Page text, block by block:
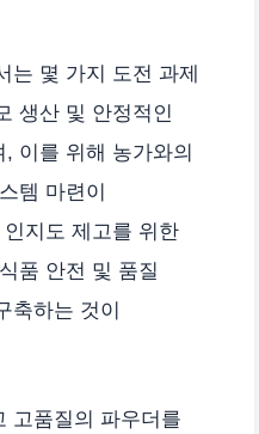
는 몇 가지 도전 과제
생산 및 안정적인
이를 위해 농가와의
템 마련이
지도 제고를 위한
품 안전 및 품질
축하는 것이
고품질의 파우더를